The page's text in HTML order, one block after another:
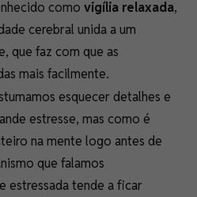
como vigília relaxada,
cerebral unida a um
que faz com que as
mais facilmente.
esquecer detalhes e
estresse, mas como é
na mente logo antes de
que falamos
estressada tende a ficar